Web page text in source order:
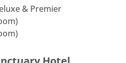
& Premier